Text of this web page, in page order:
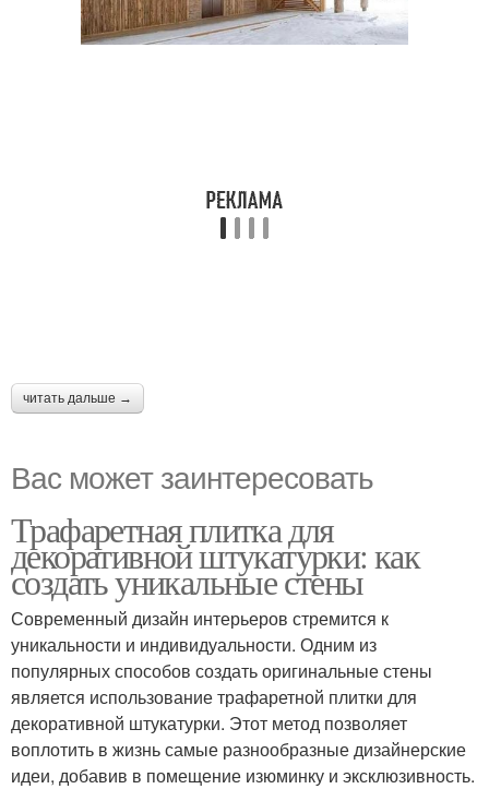
читать дальше →
Вас может заинтересовать
Трафаретная плитка для
декоративной штукатурки: как
создать уникальные стены
Современный дизайн интерьеров стремится к
уникальности и индивидуальности. Одним из
популярных способов создать оригинальные стены
является использование трафаретной плитки для
декоративной штукатурки. Этот метод позволяет
воплотить в жизнь самые разнообразные дизайнерские
идеи, добавив в помещение изюминку и эксклюзивность.